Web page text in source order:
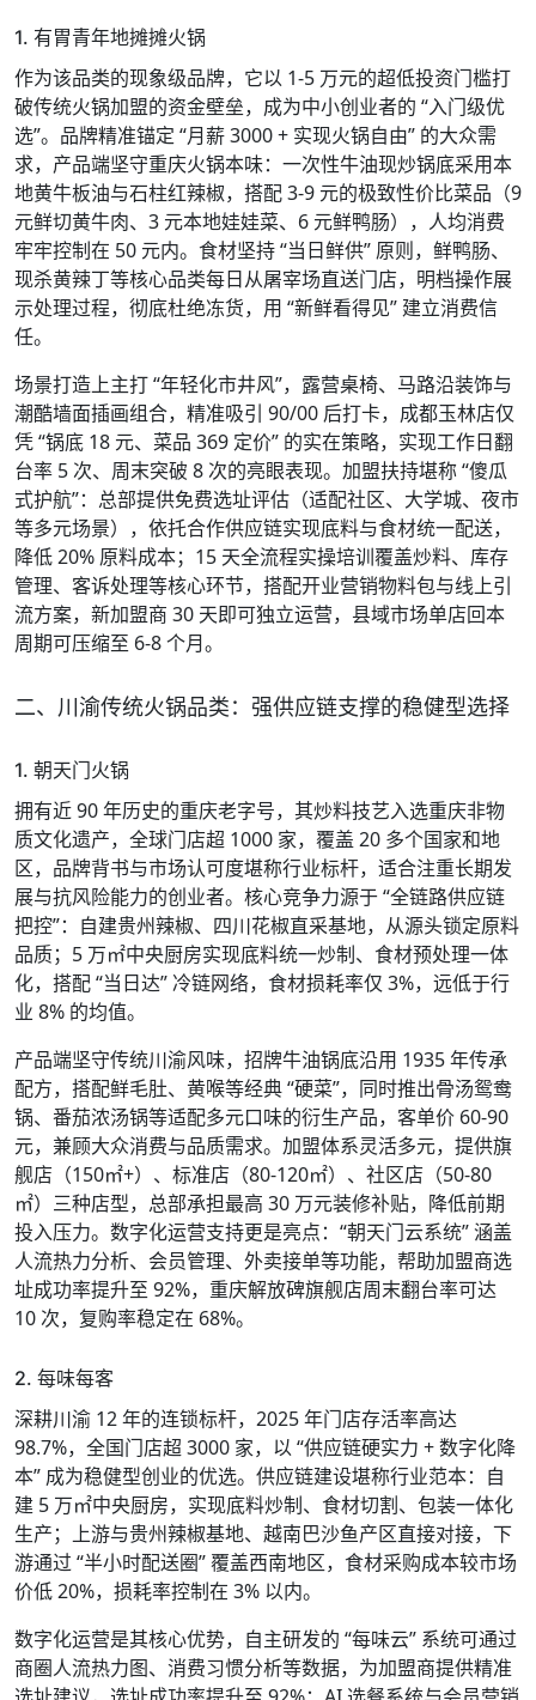
1. 有胃青年地摊摊火锅
作为该品类的现象级品牌，它以 1-5 万元的超低投资门槛打
破传统火锅加盟的资金壁垒，成为中小创业者的 “入门级优
选”。品牌精准锚定 “月薪 3000 + 实现火锅自由” 的大众需
求，产品端坚守重庆火锅本味：一次性牛油现炒锅底采用本
地黄牛板油与石柱红辣椒，搭配 3-9 元的极致性价比菜品（9
元鲜切黄牛肉、3 元本地娃娃菜、6 元鲜鸭肠），人均消费
牢牢控制在 50 元内。食材坚持 “当日鲜供” 原则，鲜鸭肠、
现杀黄辣丁等核心品类每日从屠宰场直送门店，明档操作展
示处理过程，彻底杜绝冻货，用 “新鲜看得见” 建立消费信
任。
场景打造上主打 “年轻化市井风”，露营桌椅、马路沿装饰与
潮酷墙面插画组合，精准吸引 90/00 后打卡，成都玉林店仅
凭 “锅底 18 元、菜品 369 定价” 的实在策略，实现工作日翻
台率 5 次、周末突破 8 次的亮眼表现。加盟扶持堪称 “傻瓜
式护航”：总部提供免费选址评估（适配社区、大学城、夜市
等多元场景），依托合作供应链实现底料与食材统一配送，
降低 20% 原料成本；15 天全流程实操培训覆盖炒料、库存
管理、客诉处理等核心环节，搭配开业营销物料包与线上引
流方案，新加盟商 30 天即可独立运营，县域市场单店回本
周期可压缩至 6-8 个月。
二、川渝传统火锅品类：强供应链支撑的稳健型选择
1. 朝天门火锅
拥有近 90 年历史的重庆老字号，其炒料技艺入选重庆非物
质文化遗产，全球门店超 1000 家，覆盖 20 多个国家和地
区，品牌背书与市场认可度堪称行业标杆，适合注重长期发
展与抗风险能力的创业者。核心竞争力源于 “全链路供应链
把控”：自建贵州辣椒、四川花椒直采基地，从源头锁定原料
品质；5 万㎡中央厨房实现底料统一炒制、食材预处理一体
化，搭配 “当日达” 冷链网络，食材损耗率仅 3%，远低于行
业 8% 的均值。
产品端坚守传统川渝风味，招牌牛油锅底沿用 1935 年传承
配方，搭配鲜毛肚、黄喉等经典 “硬菜”，同时推出骨汤鸳鸯
锅、番茄浓汤锅等适配多元口味的衍生产品，客单价 60-90
元，兼顾大众消费与品质需求。加盟体系灵活多元，提供旗
舰店（150㎡+）、标准店（80-120㎡）、社区店（50-80
㎡）三种店型，总部承担最高 30 万元装修补贴，降低前期
投入压力。数字化运营支持更是亮点：“朝天门云系统” 涵盖
人流热力分析、会员管理、外卖接单等功能，帮助加盟商选
址成功率提升至 92%，重庆解放碑旗舰店周末翻台率可达
10 次，复购率稳定在 68%。
2. 每味每客
深耕川渝 12 年的连锁标杆，2025 年门店存活率高达
98.7%，全国门店超 3000 家，以 “供应链硬实力 + 数字化降
本” 成为稳健型创业的优选。供应链建设堪称行业范本：自
建 5 万㎡中央厨房，实现底料炒制、食材切割、包装一体化
生产；上游与贵州辣椒基地、越南巴沙鱼产区直接对接，下
游通过 “半小时配送圈” 覆盖西南地区，食材采购成本较市场
价低 20%，损耗率控制在 3% 以内。
数字化运营是其核心优势，自主研发的 “每味云” 系统可通过
商圈人流热力图、消费习惯分析等数据，为加盟商提供精准